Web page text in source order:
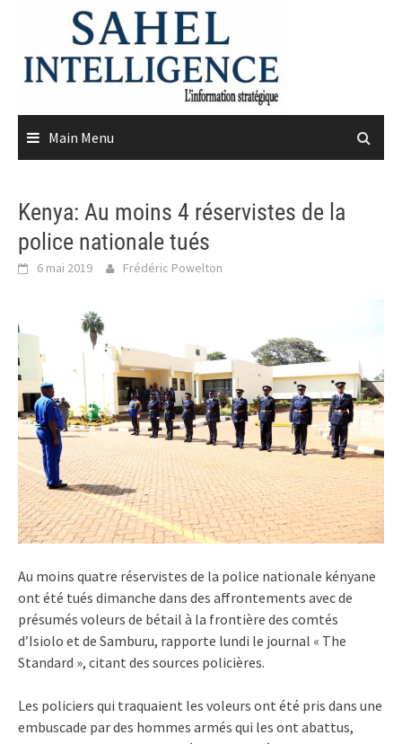
content
Main Menu
Kenya: Au moins 4 réservistes de la
police nationale tués
6 mai 2019 Frédéric Powelton
Au moins quatre réservistes de la police nationale kényane
ont été tués dimanche dans des affrontements avec de
présumés voleurs de bétail à la frontière des comtés
d’Isiolo et de Samburu, rapporte lundi le journal « The
Standard », citant des sources policières.
Les policiers qui traquaient les voleurs ont été pris dans une
embuscade par des hommes armés qui les ont abattus,